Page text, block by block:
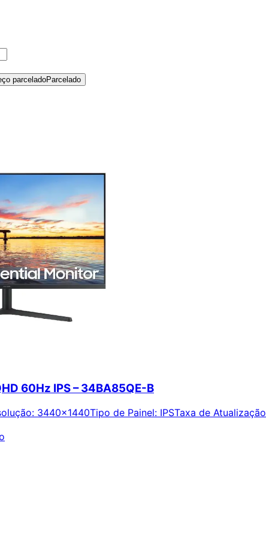
parceladoParcelado
60Hz IPS – 34BA85QE-B
: 3440x1440Tipo de Painel: IPSTaxa de Atualização